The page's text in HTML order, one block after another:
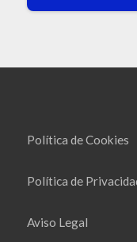
Política de Cookies
Política de
Aviso Legal